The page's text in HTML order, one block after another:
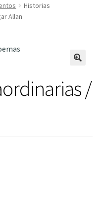
hijo
Historias
Allan
/